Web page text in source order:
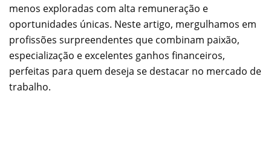
menos exploradas com alta remuneração e
oportunidades únicas. Neste artigo, mergulhamos em
profissões surpreendentes que combinam paixão,
especialização e excelentes ganhos financeiros,
perfeitas para quem deseja se destacar no mercado de
trabalho.